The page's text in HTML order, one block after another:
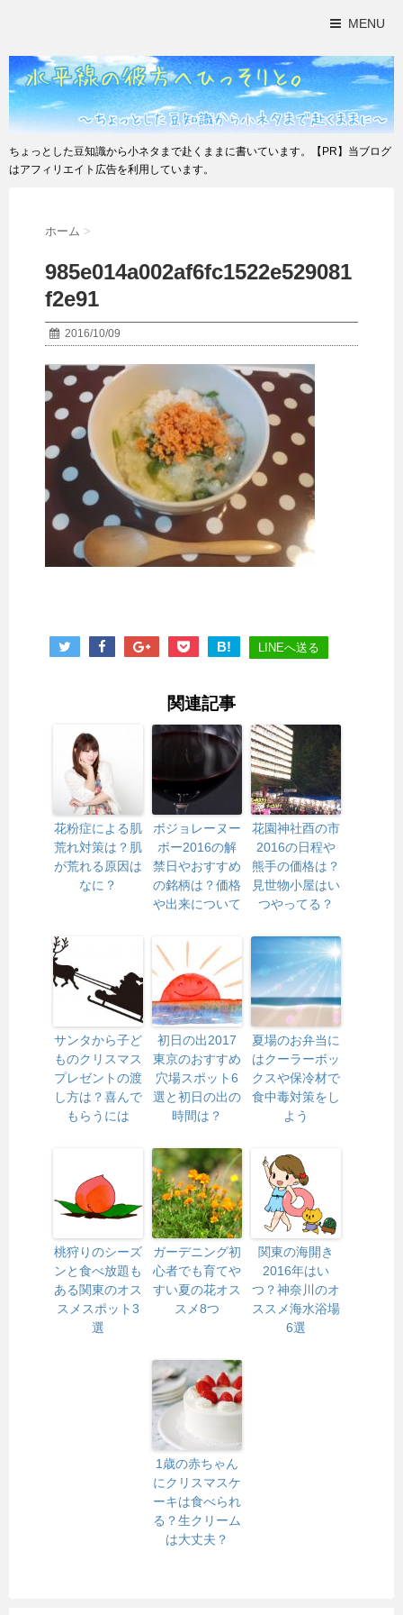
MENU
ちょっとした豆知識から小ネタまで赴くままに書いています。【PR】当ブログ
はアフィリエイト広告を利用しています。
ホーム >
985e014a002af6fc1522e529081
f2e91
2016/10/09
B! LINEへ送る
関連記事
花粉症による肌
荒れ対策は？肌
が荒れる原因は
なに？
ボジョレーヌー
ボー2016の解
禁日やおすすめ
の銘柄は？価格
や出来について
花園神社酉の市
2016の日程や
熊手の価格は？
見世物小屋はい
つやってる？
サンタから子ど
ものクリスマス
プレゼントの渡
し方は？喜んで
もらうには
初日の出2017
東京のおすすめ
穴場スポット6
選と初日の出の
時間は？
夏場のお弁当に
はクーラーボッ
クスや保冷材で
食中毒対策をし
よう
桃狩りのシーズ
ンと食べ放題も
ある関東のオス
スメスポット3
選
ガーデニング初
心者でも育てや
すい夏の花オス
スメ8つ
関東の海開き
2016年はい
つ？神奈川のオ
ススメ海水浴場
6選
1歳の赤ちゃん
にクリスマスケ
ーキは食べられ
る？生クリーム
は大丈夫？